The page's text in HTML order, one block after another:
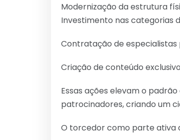
Modernização da estrutura
Investimento nas categorias
Contratação de
Criação de conteúdo
Essas ações elevam o
patrocinadores, criando um
O torcedor como parte ativa